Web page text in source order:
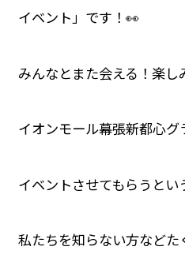
イベント」です！👀
みんなとまた会える！楽し
イオンモール幕張新都心
イベントさせてもらうとい
私たちを知らない方など